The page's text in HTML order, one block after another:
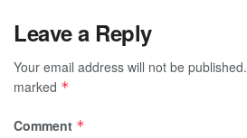
Leave a Reply
Your email address will not be published.
marked *
Comment *